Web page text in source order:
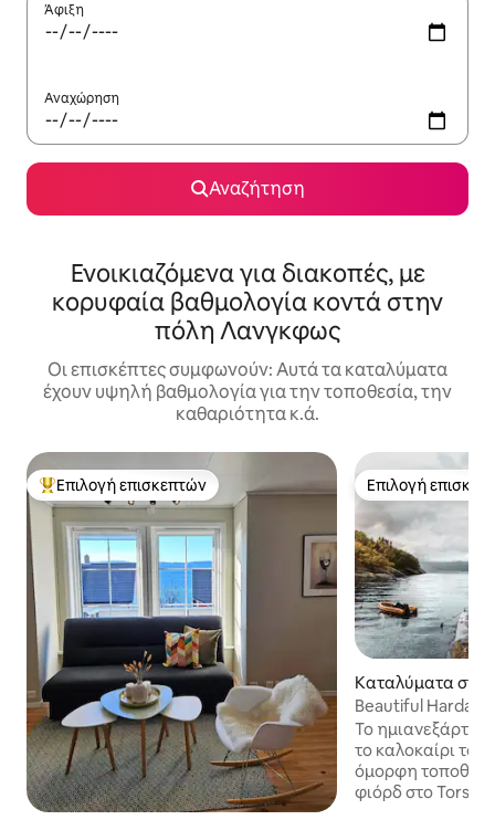
Άφιξη
Αναχώρηση
Αναζήτηση
Ενοικιαζόμενα για διακοπές, με
κορυφαία βαθμολογία κοντά στην
πόλη Λανγκφως
Οι επισκέπτες συμφωνούν: Αυτά τα καταλύματα
έχουν υψηλή βαθμολογία για την τοποθεσία, την
καθαριότητα κ.ά.
Κορυφαία επιλογή επισκεπτών
Επιλογή επισκεπτών Επιλογή
Επιλογή
Καταλύματα
ndal kommune
Beautiful
Trolltunga, Jondal
Το
το καλοκαίρι του
όμορφη
φιόρδ στο